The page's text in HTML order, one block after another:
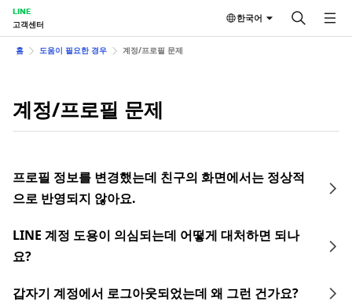
LINE
고객센터
한국어
홈 도움이 필요한 경우 계정/프로필 문제
계정/프로필 문제
프로필 정보를 변경했는데 친구의 화면에서는 정상적
으로 반영되지 않아요.
LINE 계정 도용이 의심되는데 어떻게 대처하면 되나
요?
갑자기 계정에서 로그아웃되었는데 왜 그런 건가요?